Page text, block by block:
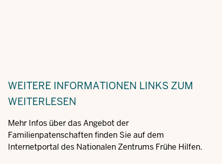
WEITERE INFORMATIONEN LINKS ZUM
WEITERLESEN
Mehr Infos über das Angebot der
Familienpatenschaften finden Sie auf dem
Internetportal des Nationalen Zentrums Frühe Hilfen.